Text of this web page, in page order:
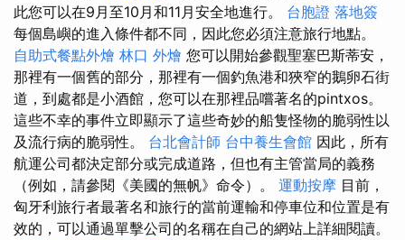
此您可以在9月至10月和11月安全地進行。 台胞證 落地簽
每個島嶼的進入條件都不同，因此您必須注意旅行地點。
自助式餐點外燴 林口 外燴 您可以開始參觀聖塞巴斯蒂安，
那裡有一個舊的部分，那裡有一個釣魚港和狹窄的鵝卵石街
道，到處都是小酒館，您可以在那裡品嚐著名的pintxos。
這些不幸的事件立即顯示了這些奇妙的船隻怪物的脆弱性以
及流行病的脆弱性。 台北會計師 台中養生會館 因此，所有
航運公司都決定部分或完成道路，但也有主管當局的義務
（例如，請參閱《美國的無帆》命令）。 運動按摩 目前，
匈牙利旅行者最著名和旅行的當前運輸和停車位和位置是有
效的，可以通過單擊公司的名稱在自己的網站上詳細閱讀。